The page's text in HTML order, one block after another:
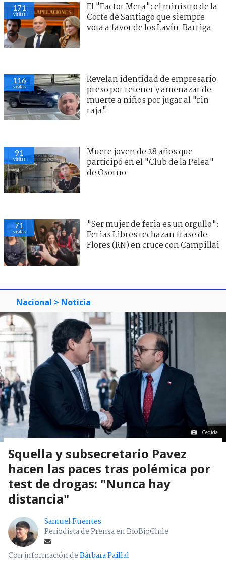
171
visitas
El "Factor Mera": el ministro de la
Corte de Santiago que siempre
vota a favor de los Lavín-Barriga
116
visitas
Revelan identidad de empresario
preso por retener y amenazar de
muerte a niños por jugar al "rin
raja"
91
visitas
Muere joven de 28 años que
participó en el "Club de la Pelea"
de Osorno
71
visitas
"Ser mujer de feria es un orgullo":
Ferias Libres rechazan frase de
Flores (RN) en cruce con Campillai
Nacional > Noticia
Cedida
Squella y subsecretario Pavez
hacen las paces tras polémica por
test de drogas: "Nunca hay
distancia"
Samuel Fuentes
Periodista de Prensa en BioBioChile
Con información deBárbara Paillal